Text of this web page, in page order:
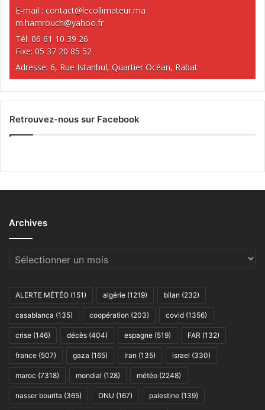
E-mail : contact@lecollimateur.ma
m.hamrouch@yahoo.fr
Tél: 06 61 10 39 26
Fixe: 05 37 20 85 52
Adresse: 6, Rue Istanbul, Quartier Océan, Rabat
Retrouvez-nous sur Facebook
Archives
Archives
ALERTE MÉTÉO (151) algérie (1219) bilan (232)
casablanca (135) coopération (203) covid (1356)
crise (146) décès (404) espagne (519) FAR (132)
france (507) gaza (165) Iran (135) israel (330)
maroc (7318) mondial (128) météo (2248)
nasser bourita (365) ONU (167) palestine (139)